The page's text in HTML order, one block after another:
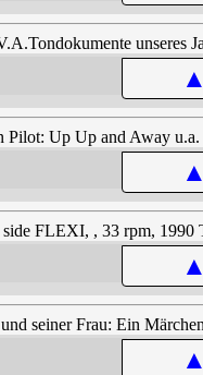
▲
▲
▲
▲